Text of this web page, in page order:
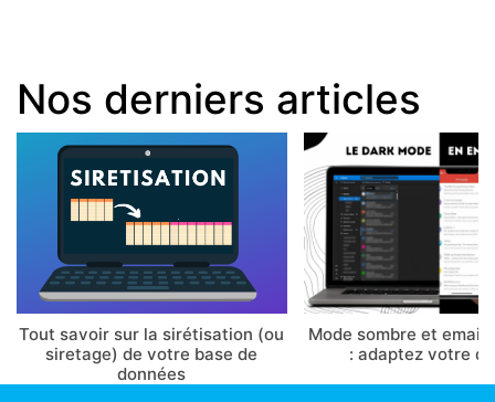
Nos derniers articles
Tout savoir sur la sirétisation (ou
siretage) de votre base de
données
Mode sombre et email
: adaptez votre